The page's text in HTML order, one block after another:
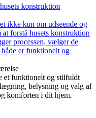
konstruktion
ikke kun om udseende og
at forstå husets konstruktion
processen, vælger de
er funktionelt og
et funktionelt og stilfuldt
belysning og valg af
komforten i dit hjem.